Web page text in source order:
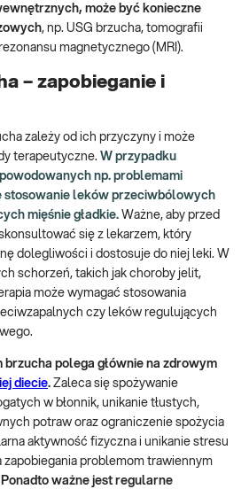
może być konieczne
, np. USG brzucha, tomografii
magnetycznego (MRI).
– zapobieganie i
zależy od ich przyczyny i może
terapeutyczne. W przypadku
np. problemami
stosowanie leków przeciwbólowych
mięśnie gładkie. Ważne, aby przed
się z lekarzem, który
dolegliwości i dostosuje do niej leki. W
schorzeń, takich jak choroby jelit,
może wymagać stosowania
czy leków regulujących
brzucha polega głównie na zdrowym
diecie. Zaleca się spożywanie
w błonnik, unikanie tłustych,
potraw oraz ograniczenie spożycia
aktywność fizyczna i unikanie stresu
problemom trawiennym
Ponadto ważne jest regularne